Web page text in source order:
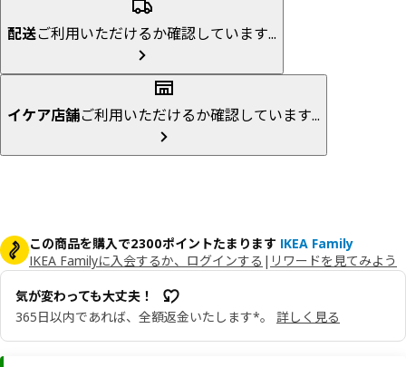
配送ご利用いただけるか確認しています...
イケア店舗ご利用いただけるか確認しています...
この商品を購入で2300ポイントたまります IKEA Family
IKEA Familyに入会するか、ログインする | リワードを見てみよう
気が変わっても大丈夫！
365日以内であれば、全額返金いたします*。
詳しく見る